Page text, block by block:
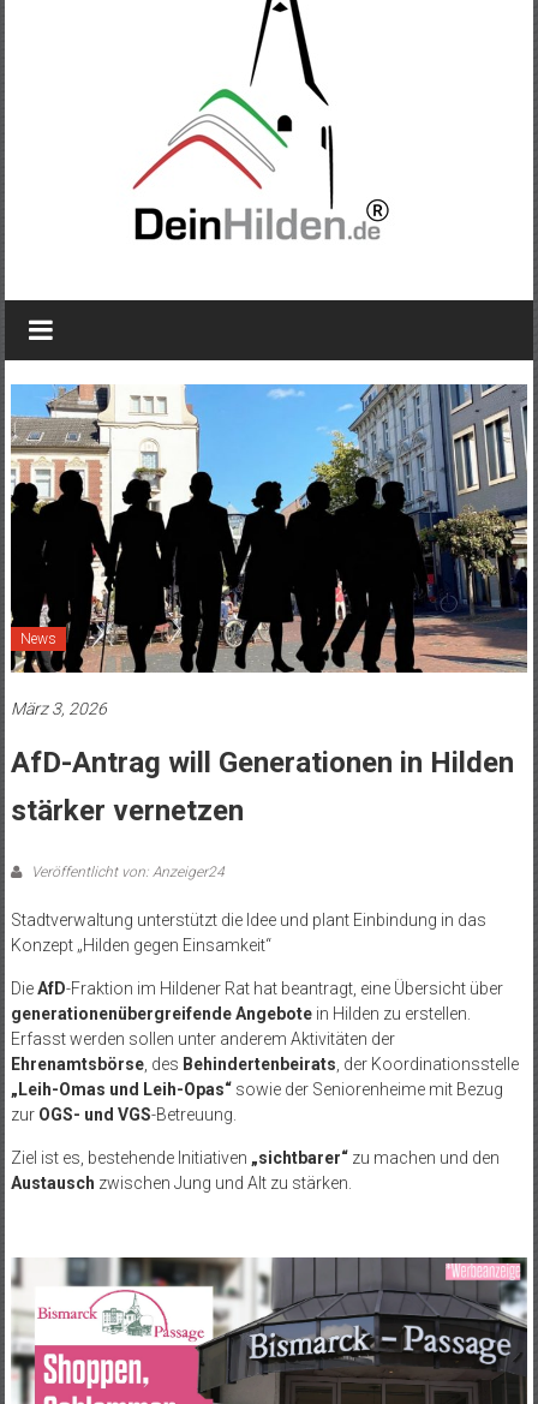
News
März 3, 2026
AfD-Antrag will Generationen in Hilden
stärker vernetzen
Veröffentlicht von: Anzeiger24
Stadtverwaltung unterstützt die Idee und plant Einbindung in das
Konzept „Hilden gegen Einsamkeit“
DieAfD-Fraktion im Hildener Rat hat beantragt, eine Übersicht über
generationenübergreifende Angebotein Hilden zu erstellen.
Erfasst werden sollen unter anderem Aktivitäten der
Ehrenamtsbörse, des Behindertenbeirats, der Koordinationsstelle
„Leih-Omas und Leih-Opas“sowie der Seniorenheime mit Bezug
zur OGS- und VGS-Betreuung.
Ziel ist es, bestehende Initiativen „sichtbarer“zu machen und den
Austausch zwischen Jung und Alt zu stärken.